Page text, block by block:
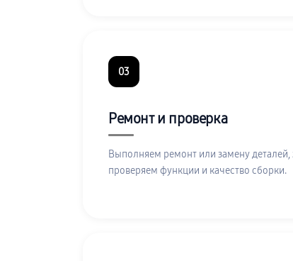
03
Ремонт и проверка
Выполняем ремонт или замену деталей,
проверяем функции и качество сборки.